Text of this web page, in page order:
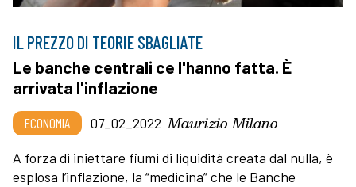
IL PREZZO DI TEORIE SBAGLIATE
Le banche centrali ce l'hanno fatta. È
arrivata l'inflazione
ECONOMIA 07_02_2022 Maurizio Milano
A forza di iniettare fiumi di liquidità creata dal nulla, è
esplosa l’inflazione, la “medicina” che le Banche